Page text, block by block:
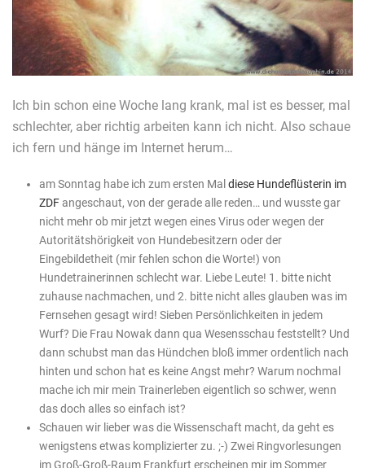
Ich bin schon eine Woche lang krank, mal ist es besser, mal
schlechter, aber richtig arbeiten kann ich nicht. Also schaue
ich fern und hänge im Internet herum…
am Sonntag habe ich zum ersten Mal diese Hundeflüsterin im
ZDFangeschaut, von der gerade alle reden… und wusste gar
nicht mehr ob mir jetzt wegen eines Virus oder wegen der
Autoritätshörigkeit von Hundebesitzern oder der
Eingebildetheit (mir fehlen schon die Worte!) von
Hundetrainerinnen schlecht war. Liebe Leute! 1. bitte nicht
zuhause nachmachen, und 2. bitte nicht alles glauben was im
Fernsehen gesagt wird! Sieben Persönlichkeiten in jedem
Wurf? Die Frau Nowak dann qua Wesensschau feststellt? Und
dann schubst man das Hündchen bloß immer ordentlich nach
hinten und schon hat es keine Angst mehr? Warum nochmal
mache ich mir mein Trainerleben eigentlich so schwer, wenn
das doch alles so einfach ist?
Schauen wir lieber was die Wissenschaft macht, da geht es
wenigstens etwas komplizierter zu. ;-) Zwei Ringvorlesungen
im Groß-Groß-Raum Frankfurt erscheinen mir im Sommer